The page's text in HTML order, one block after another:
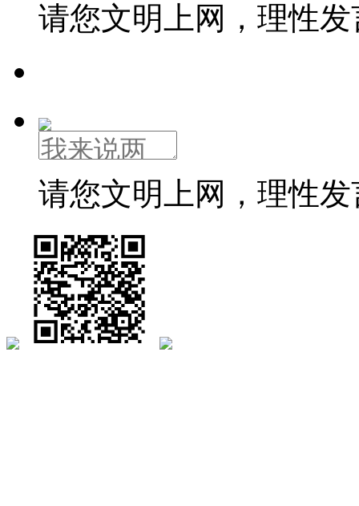
请您文明上网，理性
请您文明上网，理性